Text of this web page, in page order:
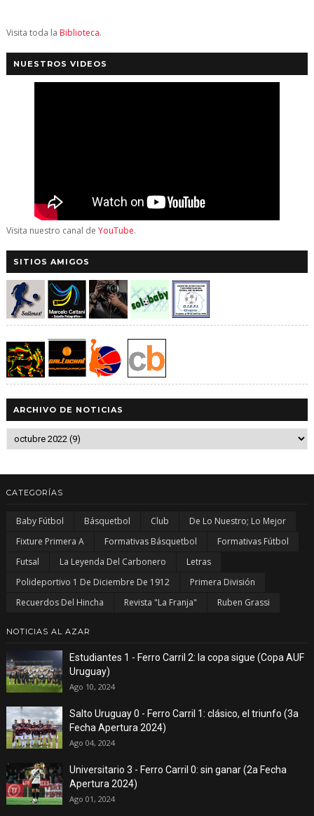
Visita toda la Biblioteca.
NUESTROS VIDEOS
Visita nuestro canal de YouTube.
SITIOS AMIGOS
ARCHIVO DE NOTICIAS
CATEGORÍAS
Baby Fútbol Básquetbol Club
De Lo Nuestro; Lo Mejor
Fixture Primera A
Formativas Básquetbol
Formativas Fútbol
Futsal
La Leyenda Del Carbonero
Letras
Polideportivo 1 De Diciembre De 1912
Primera División
Recuerdos Del Hincha
Revista "La Franja" Ruben Grassi
NOTICIAS AL AZAR
Estudiantes 1 - Ferro Carril 2: la copa sigue (Copa AUF
Uruguay)
Ago 10, 2024
Salto Uruguay 0 - Ferro Carril 1: clásico, el triunfo (3a
Fecha Apertura 2024)
Ago 04, 2024
Universitario 3 - Ferro Carril 0: sin ganar (2a Fecha
Apertura 2024)
Ago 01, 2024